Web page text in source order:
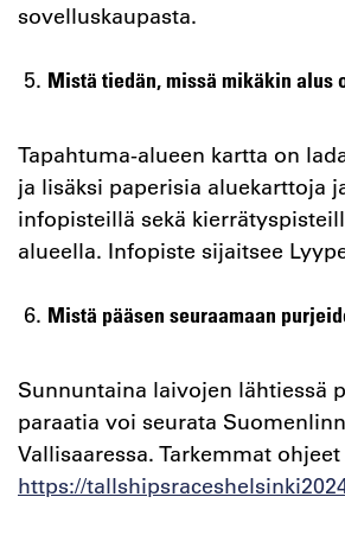
sovelluskaupasta.
Mistä tiedän, missä mikäkin alus
Tapahtuma-alueen kartta on
ja lisäksi paperisia aluekarttoja
infopisteillä sekä
alueella. Infopiste sijaitsee
Mistä pääsen seuraamaan
Sunnuntaina laivojen lähtiessä
paraatia voi seurata
Vallisaaressa. Tarkemmat
https://